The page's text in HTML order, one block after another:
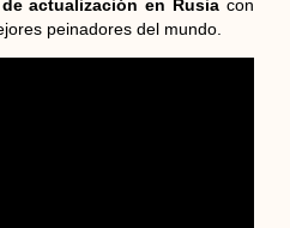
actualización en Rusia con
peinadores del mundo.